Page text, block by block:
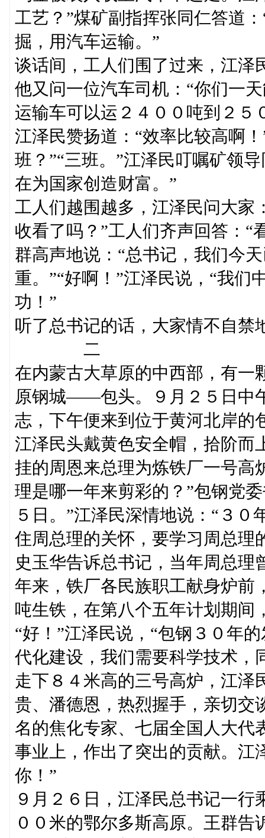
工艺？”煤矿副指挥张同仁答道
掘，用汽车运输。”
谈话间，工人们围了过来，江泽
他又问一位汽车司机：“你们一
运输车可以运２４００吨到２５
江泽民赞扬道：“效率比较高啊
班？”“三班。”江泽民叮嘱矿领
在为国家创造财富。”
工人们越围越多，江泽民问大家
收看了吗？”工人们齐声回答：“
群高声地说：“总书记，我们今
重。”“好啊！”江泽民说，“我们
功！”
听了总书记的话，大家情不自禁
二
在内蒙古大草原的中西部，有一
原钢城——包头。９月２５日中
志，下午便来到位于黄河北岸的
江泽民头戴黄色安全帽，拾阶而
挂的周恩来总理为炼铁厂一号高
理是哪一年来剪彩的？”包钢党
５日。”江泽民深情地说：“３
住周总理的关怀，要学习周总理
史玉华告诉总书记，当年周总
年来，铁厂各民族职工献身炉前
吨生铁，在第八个五年计划期间
“好！”江泽民说，“包钢３０年
代化建设，我们需要科学技术，
走下８４米高的三号高炉，江泽
贵、潘德恩，热烈握手，亲切交
名的焦化专家、七届全国人大代
事业上，作出了突出的贡献。江
你！”
９月２６日，江泽民总书记一
００米的鄂尔多斯高原。王群